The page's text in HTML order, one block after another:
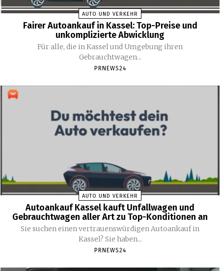
AUTO UND VERKEHR
Fairer Autoankauf in Kassel: Top-Preise und
unkomplizierte Abwicklung
Für alle, die in Kassel und Umgebung ihren
Gebrauchtwagen...
PRNEWS24
AUTO UND VERKEHR
Autoankauf Kassel kauft Unfallwagen und
Gebrauchtwagen aller Art zu Top-Konditionen an
Sie suchen einen vertrauenswürdigen Autoankauf in
Kassel? Sie haben...
PRNEWS24